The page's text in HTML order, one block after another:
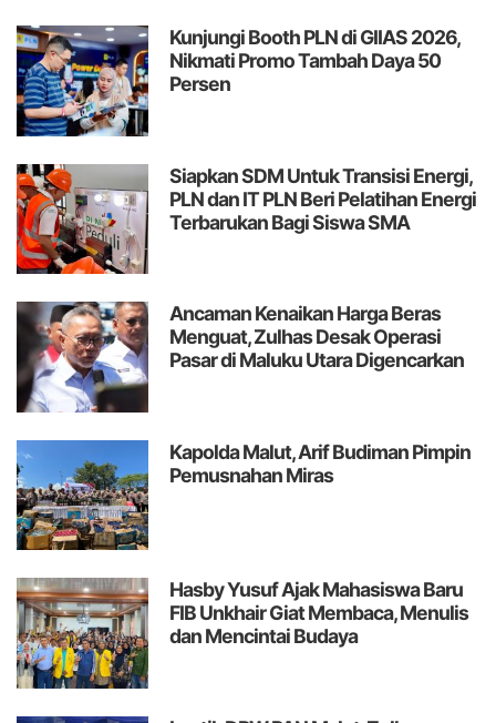
Kunjungi Booth PLN di GIIAS 2026,
Nikmati Promo Tambah Daya 50
Persen
Siapkan SDM Untuk Transisi Energi,
PLN dan IT PLN Beri Pelatihan Energi
Terbarukan Bagi Siswa SMA
Ancaman Kenaikan Harga Beras
Menguat, Zulhas Desak Operasi
Pasar di Maluku Utara Digencarkan
Kapolda Malut, Arif Budiman Pimpin
Pemusnahan Miras
Hasby Yusuf Ajak Mahasiswa Baru
FIB Unkhair Giat Membaca, Menulis
dan Mencintai Budaya